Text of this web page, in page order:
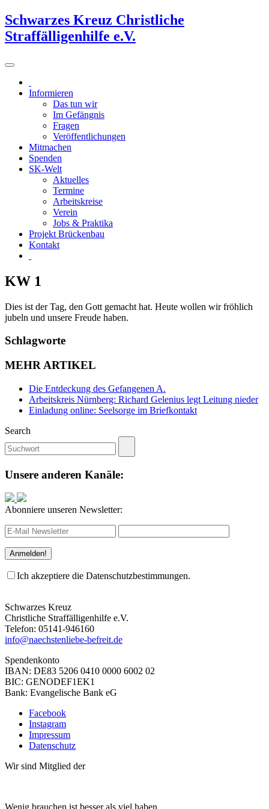
Schwarzes Kreuz Christliche
Straffälligenhilfe e.V.
Informieren
Das tun wir
Im Gefängnis
Fragen
Veröffentlichungen
Mitmachen
Spenden
SK-Welt
Aktuelles
Termine
Arbeitskreise
Verein
Jobs & Praktika
Projekt Brückenbau
Kontakt
KW 1
Dies ist der Tag, den Gott gemacht hat. Heute wollen wir fröhlich
jubeln und unsere Freude haben.
Schlagworte
MEHR ARTIKEL
Die Entdeckung des Gefangenen A.
Arbeitskreis Nürnberg: Richard Gelenius legt Leitung nieder
Einladung online: Seelsorge im Briefkontakt
Search
Unsere anderen Kanäle:
Abonniere unseren Newsletter:
Ich akzeptiere die Datenschutzbestimmungen.
Schwarzes Kreuz
Christliche Straffälligenhilfe e.V.
Telefon: 05141-946160
info@naechstenliebe-befreit.de
Spendenkonto
IBAN: DE83 5206 0410 0000 6002 02
BIC: GENODEF1EK1
Bank: Evangelische Bank eG
Facebook
Instagram
Impressum
Datenschutz
Wir sind Mitglied der